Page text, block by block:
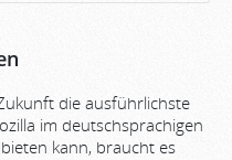
die ausführlichste
im deutschsprachigen
kann, braucht es